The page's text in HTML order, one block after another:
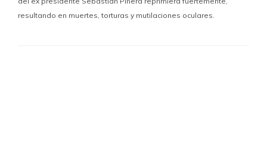
resultando en muertes, torturas y mutilaciones oculares.